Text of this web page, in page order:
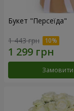
Букет "Персеїда"
1 443 грн
Замовити